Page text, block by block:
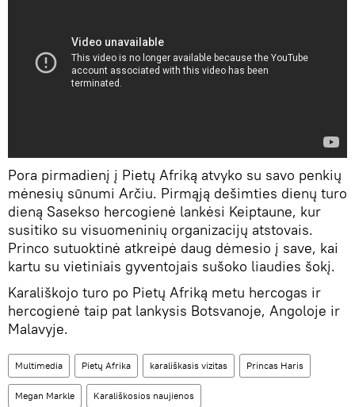
Pora pirmadienį į Pietų Afriką atvyko su savo penkių
mėnesių sūnumi Arčiu. Pirmąją dešimties dienų turo
dieną Sasekso hercogienė lankėsi Keiptaune, kur
susitiko su visuomeninių organizacijų atstovais.
Princo sutuoktinė atkreipė daug dėmesio į save, kai
kartu su vietiniais gyventojais sušoko liaudies šokį.
Karališkojo turo po Pietų Afriką metu hercogas ir
hercogienė taip pat lankysis Botsvanoje, Angoloje ir
Malavyje.
Multimedia Pietų Afrika karališkasis vizitas Princas Haris
Megan Markle Karališkosios naujienos